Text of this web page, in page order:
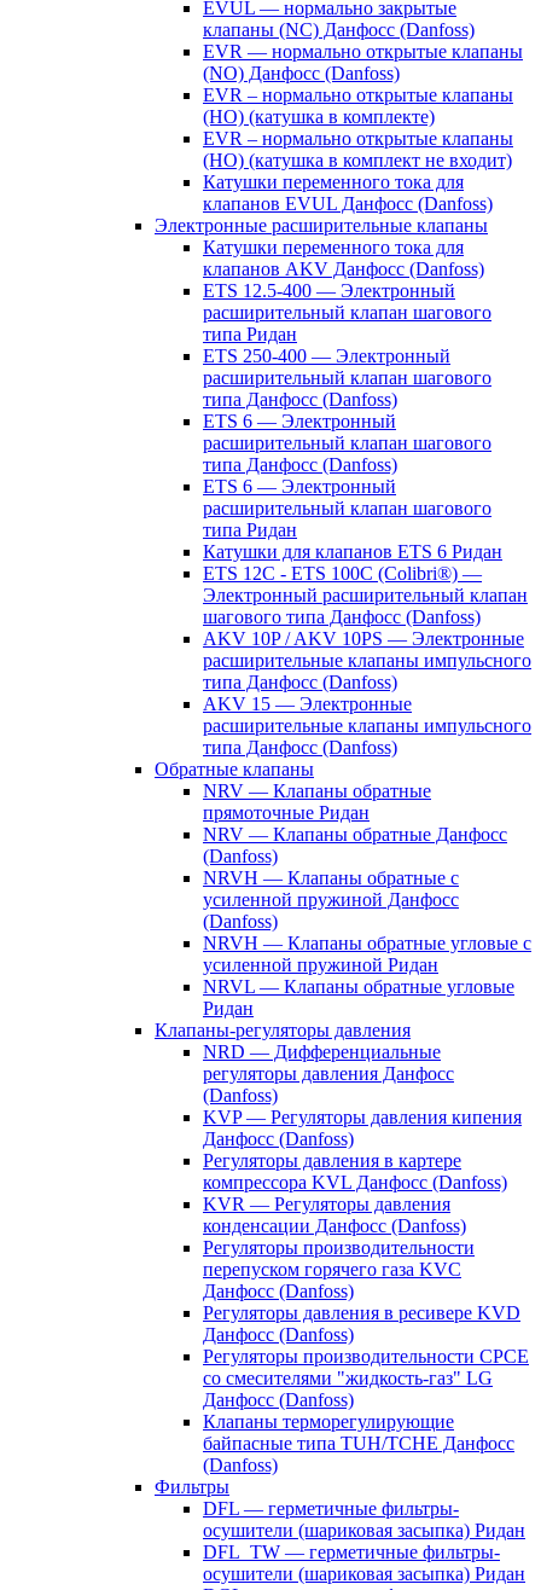
EVUL — нормально закрытые
клапаны (NC) Данфосс (Danfoss)
EVR — нормально открытые клапаны
(NO) Данфосс (Danfoss)
EVR – нормально открытые клапаны
(НО) (катушка в комплекте)
EVR – нормально открытые клапаны
(НО) (катушка в комплект не входит)
Катушки переменного тока для
клапанов EVUL Данфосс (Danfoss)
Электронные расширительные клапаны
Катушки переменного тока для
клапанов AKV Данфосс (Danfoss)
ETS 12.5-400 — Электронный
расширительный клапан шагового
типа Ридан
ETS 250-400 — Электронный
расширительный клапан шагового
типа Данфосс (Danfoss)
ETS 6 — Электронный
расширительный клапан шагового
типа Данфосс (Danfoss)
ETS 6 — Электронный
расширительный клапан шагового
типа Ридан
Катушки для клапанов ETS 6 Ридан
ETS 12C - ETS 100C (Colibri®) —
Электронный расширительный клапан
шагового типа Данфосс (Danfoss)
AKV 10P / AKV 10PS — Электронные
расширительные клапаны импульсного
типа Данфосс (Danfoss)
AKV 15 — Электронные
расширительные клапаны импульсного
типа Данфосс (Danfoss)
Обратные клапаны
NRV — Клапаны обратные
прямоточные Ридан
NRV — Клапаны обратные Данфосс
(Danfoss)
NRVH — Клапаны обратные с
усиленной пружиной Данфосс
(Danfoss)
NRVH — Клапаны обратные угловые с
усиленной пружиной Ридан
NRVL — Клапаны обратные угловые
Ридан
Клапаны-регуляторы давления
NRD — Дифференциальные
регуляторы давления Данфосс
(Danfoss)
KVP — Регуляторы давления кипения
Данфосс (Danfoss)
Регуляторы давления в картере
компрессора KVL Данфосс (Danfoss)
KVR — Регуляторы давления
конденсации Данфосс (Danfoss)
Регуляторы производительности
перепуском горячего газа KVC
Данфосс (Danfoss)
Регуляторы давления в ресивере KVD
Данфосс (Danfoss)
Регуляторы производительности CPCE
со смесителями "жидкость-газ" LG
Данфосс (Danfoss)
Клапаны терморегулирующие
байпасные типа TUH/TCHE Данфосс
(Danfoss)
Фильтры
DFL — герметичные фильтры-
осушители (шариковая засыпка) Ридан
DFL_TW — герметичные фильтры-
осушители (шариковая засыпка) Ридан